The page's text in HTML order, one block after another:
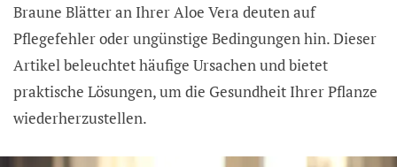
Braune Blätter an Ihrer Aloe Vera deuten auf
Pflegefehler oder ungünstige Bedingungen hin. Dieser
Artikel beleuchtet häufige Ursachen und bietet
praktische Lösungen, um die Gesundheit Ihrer Pflanze
wiederherzustellen.